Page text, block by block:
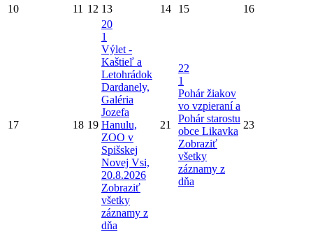
10 11 12 13 14 15 16
17 18 19
20
1
Výlet -
Kaštieľ a
Letohrádok
Dardanely,
Galéria
Jozefa
Hanulu,
ZOO v
Spišskej
Novej Vsi,
20.8.2026
Zobraziť
všetky
záznamy z
dňa
21
22
1
Pohár žiakov
vo vzpieraní a
Pohár starostu
obce Likavka
Zobraziť
všetky
záznamy z
dňa
23